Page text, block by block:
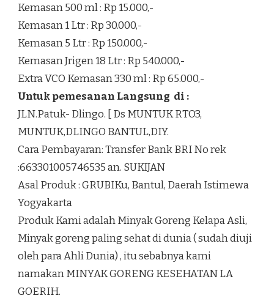
Kemasan 500 ml : Rp 15.000,-
Kemasan 1 Ltr : Rp 30.000,-
Kemasan 5 Ltr : Rp 150.000,-
Kemasan Jrigen 18 Ltr : Rp 540.000,-
Extra VCO Kemasan 330 ml : Rp 65.000,-
Untuk pemesanan Langsung di :
JLN.Patuk- Dlingo. [ Ds MUNTUK RTO3,
MUNTUK,DLINGO BANTUL,DIY.
Cara Pembayaran: Transfer Bank BRI No rek
:663301005746535 an. SUKIJAN
Asal Produk : GRUBIKu, Bantul, Daerah Istimewa
Yogyakarta
Produk Kami adalah Minyak Goreng Kelapa Asli,
Minyak goreng paling sehat di dunia ( sudah diuji
oleh para Ahli Dunia) , itu sebabnya kami
namakan MINYAK GORENG KESEHATAN LA
GOERIH.